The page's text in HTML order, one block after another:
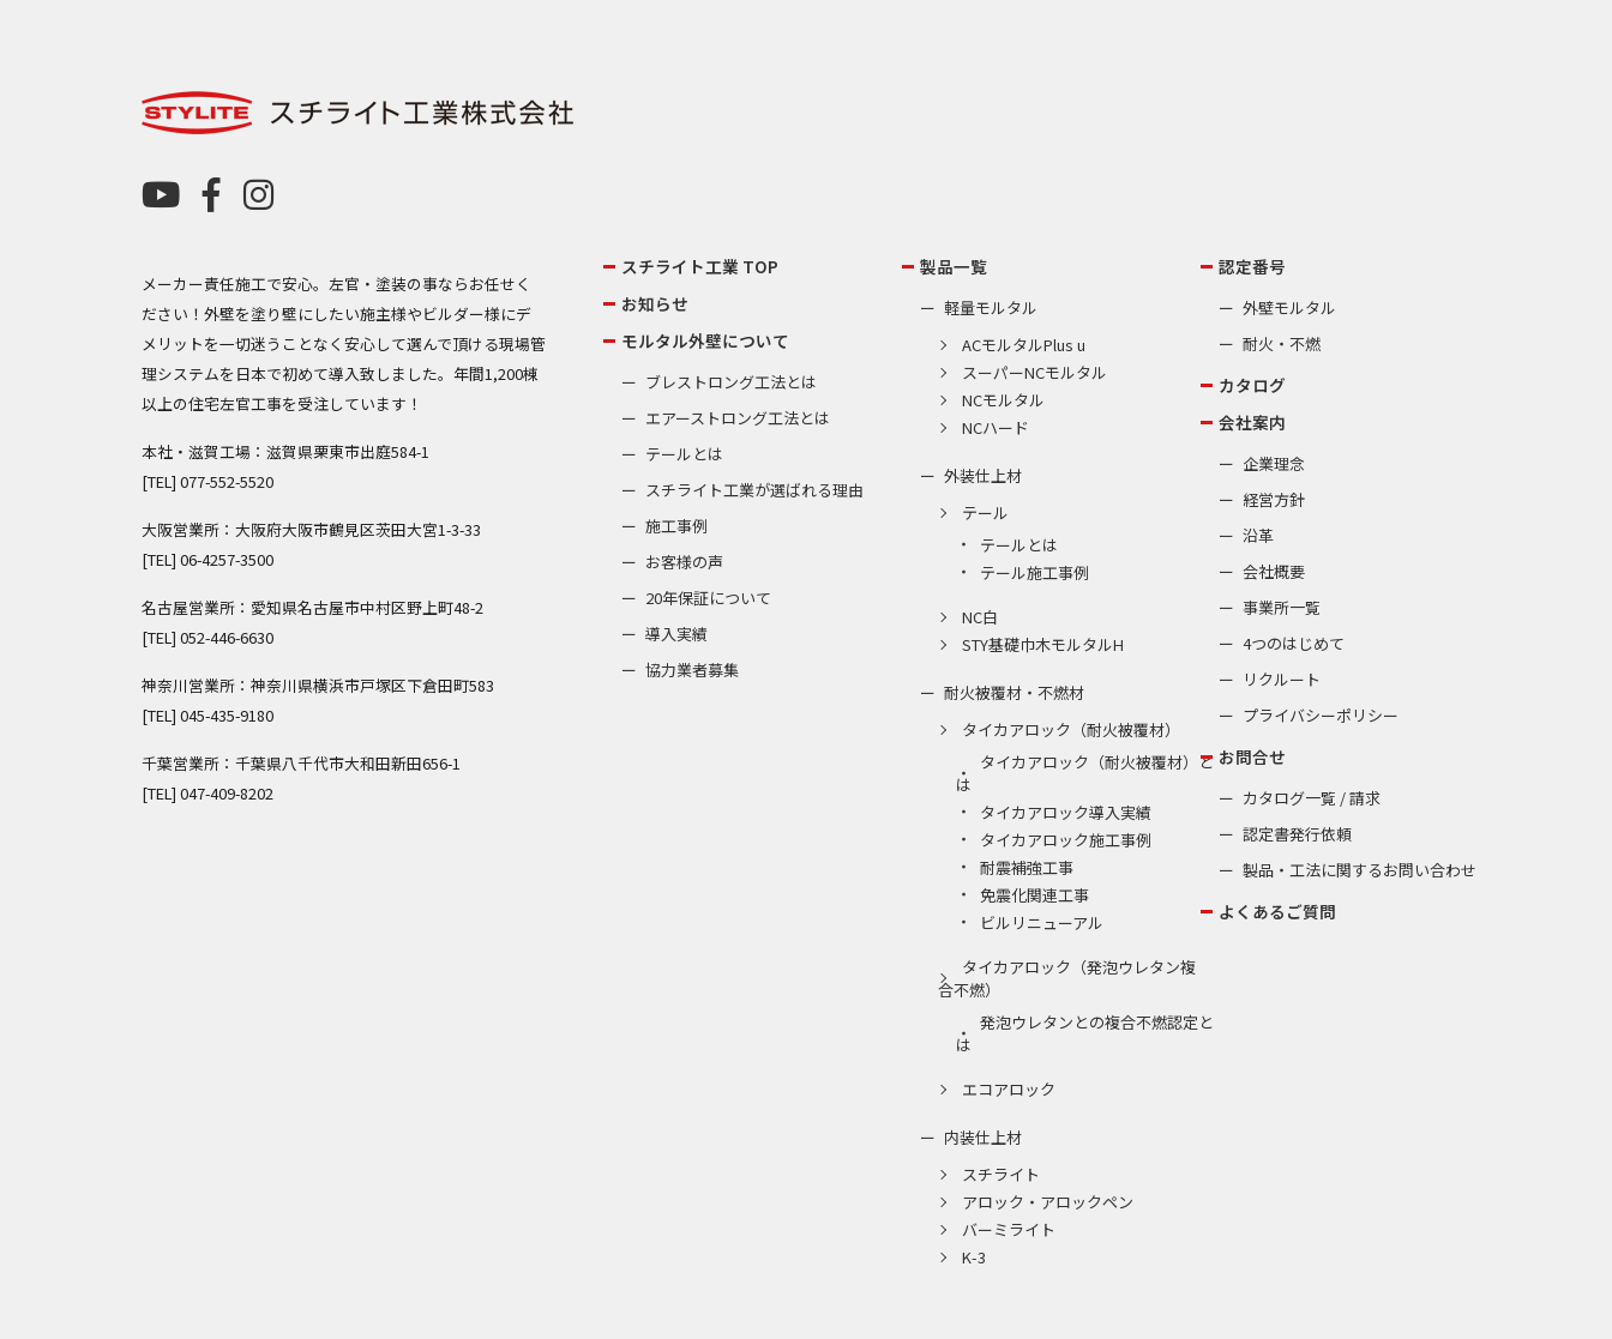
メーカー責任施工で安心。左官・塗装の事ならお任せく
ださい！外壁を塗り壁にしたい施主様やビルダー様にデ
メリットを一切迷うことなく安心して選んで頂ける現場管
理システムを日本で初めて導入致しました。年間1,200棟
以上の住宅左官工事を受注しています！
本社・滋賀工場：滋賀県栗東市出庭584-1
[TEL] 077-552-5520
大阪営業所：大阪府大阪市鶴見区茨田大宮1-3-33
[TEL] 06-4257-3500
名古屋営業所：愛知県名古屋市中村区野上町48-2
[TEL] 052-446-6630
神奈川営業所：神奈川県横浜市戸塚区下倉田町583
[TEL] 045-435-9180
千葉営業所：千葉県八千代市大和田新田656-1
[TEL] 047-409-8202
スチライト工業 TOP
お知らせ
モルタル外壁について
ブレストロング工法とは
エアーストロング工法とは
テールとは
スチライト工業が選ばれる理由
施工事例
お客様の声
20年保証について
導入実績
協力業者募集
製品一覧
軽量モルタル
ACモルタルPlus u
スーパーNCモルタル
NCモルタル
NCハード
外装仕上材
テール
テールとは
テール施工事例
NC白
STY基礎巾木モルタルH
耐火被覆材・不燃材
タイカアロック（耐火被覆材）
タイカアロック（耐火被覆材）と
は
タイカアロック導入実績
タイカアロック施工事例
耐震補強工事
免震化関連工事
ビルリニューアル
タイカアロック（発泡ウレタン複
合不燃）
発泡ウレタンとの複合不燃認定と
は
エコアロック
内装仕上材
スチライト
アロック・アロックペン
バーミライト
K-3
認定番号
外壁モルタル
耐火・不燃
カタログ
会社案内
企業理念
経営方針
沿革
会社概要
事業所一覧
4つのはじめて
リクルート
プライバシーポリシー
お問合せ
カタログ一覧 / 請求
認定書発行依頼
製品・工法に関するお問い合わせ
よくあるご質問